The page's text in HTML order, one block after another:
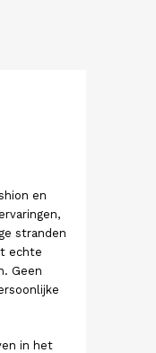
en
stranden
echte
Geen
in het